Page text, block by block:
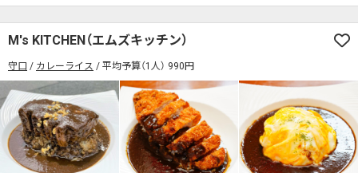
M's KITCHEN（エムズキッチン）
守口 カレーライス 平均予算（1人） 990円